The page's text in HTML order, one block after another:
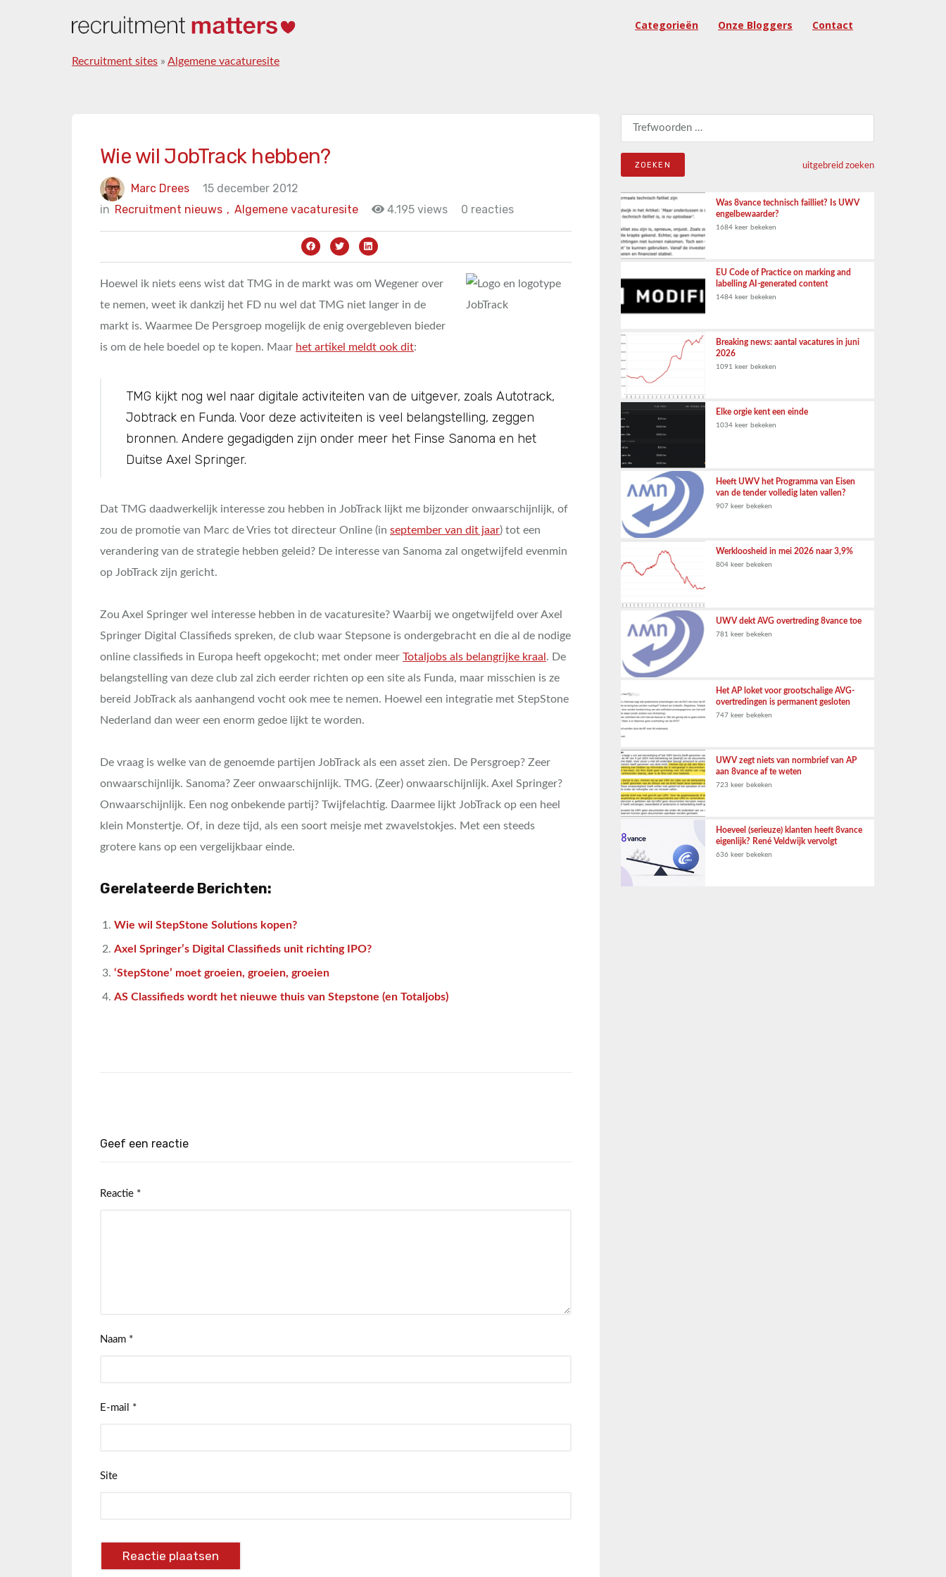
Categorieën Onze Bloggers Contact
Recruitment sites » Algemene vacaturesite
Wie wil JobTrack hebben?
Marc Drees
15 december 2012
in
Algemene vacaturesite
Recruitment nieuws , 4.195 views 0 reacties
Hoewel ik niets eens wist dat TMG in de markt was om Wegener over
te nemen, weet ik dankzij het FD nu wel dat TMG niet langer in de
markt is. Waarmee De Persgroep mogelijk de enig overgebleven bieder
is om de hele boedel op te kopen. Maar het artikel meldt ook dit:
TMG kijkt nog wel naar digitale activiteiten van de uitgever, zoals Autotrack,
Jobtrack en Funda. Voor deze activiteiten is veel belangstelling, zeggen
bronnen. Andere gegadigden zijn onder meer het Finse Sanoma en het
Duitse Axel Springer.
Dat TMG daadwerkelijk interesse zou hebben in JobTrack lijkt me bijzonder onwaarschijnlijk, of
zou de promotie van Marc de Vries tot directeur Online (in september van dit jaar) tot een
verandering van de strategie hebben geleid? De interesse van Sanoma zal ongetwijfeld evenmin
op JobTrack zijn gericht.
Zou Axel Springer wel interesse hebben in de vacaturesite? Waarbij we ongetwijfeld over Axel
Springer Digital Classifieds spreken, de club waar Stepsone is ondergebracht en die al de nodige
online classifieds in Europa heeft opgekocht; met onder meer Totaljobs als belangrijke kraal . De
belangstelling van deze club zal zich eerder richten op een site als Funda, maar misschien is ze
bereid JobTrack als aanhangend vocht ook mee te nemen. Hoewel een integratie met StepStone
Nederland dan weer een enorm gedoe lijkt te worden.
De vraag is welke van de genoemde partijen JobTrack als een asset zien. De Persgroep? Zeer
onwaarschijnlijk. Sanoma? Zeer onwaarschijnlijk. TMG. (Zeer) onwaarschijnlijk. Axel Springer?
Onwaarschijnlijk. Een nog onbekende partij? Twijfelachtig. Daarmee lijkt JobTrack op een heel
klein Monstertje. Of, in deze tijd, als een soort meisje met zwavelstokjes. Met een steeds
grotere kans op een vergelijkbaar einde.
Gerelateerde Berichten:
Wie wil StepStone Solutions kopen?
Axel Springer’s Digital Classifieds unit richting IPO?
‘StepStone’ moet groeien, groeien, groeien
AS Classifieds wordt het nieuwe thuis van Stepstone (en Totaljobs)
Geef een reactie
Reactie *
Naam *
E-mail *
Site
Zoeken naar:
uitgebreid zoeken
Was 8vance technisch failliet? Is UWV
engelbewaarder?
1684 keer bekeken
EU Code of Practice on marking and
labelling AI-generated content
1484 keer bekeken
Breaking news: aantal vacatures in juni
2026
1091 keer bekeken
Elke orgie kent een einde
1034 keer bekeken
Heeft UWV het Programma van Eisen
van de tender volledig laten vallen?
907 keer bekeken
Werkloosheid in mei 2026 naar 3,9%
804 keer bekeken
UWV dekt AVG overtreding 8vance toe
781 keer bekeken
Het AP loket voor grootschalige AVG-
overtredingen is permanent gesloten
747 keer bekeken
UWV zegt niets van normbrief van AP
aan 8vance af te weten
723 keer bekeken
Hoeveel (serieuze) klanten heeft 8vance
eigenlijk? René Veldwijk vervolgt
636 keer bekeken